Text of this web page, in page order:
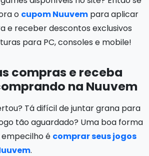
o cupom Nuuvem para aplicar
e receber descontos exclusivos
para PC, consoles e mobile!
compras e receba
na Nuuvem
Tá difícil de juntar grana para
tão aguardado? Uma boa forma
é comprar seus jogos
.